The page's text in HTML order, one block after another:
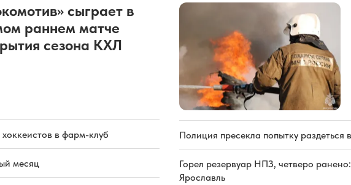
сыграет в
раннем матче
сезона КХЛ
в фарм-клуб
месяц
Полиция пресекла попытку раздеться
Горел резервуар НПЗ, четверо
Ярославль